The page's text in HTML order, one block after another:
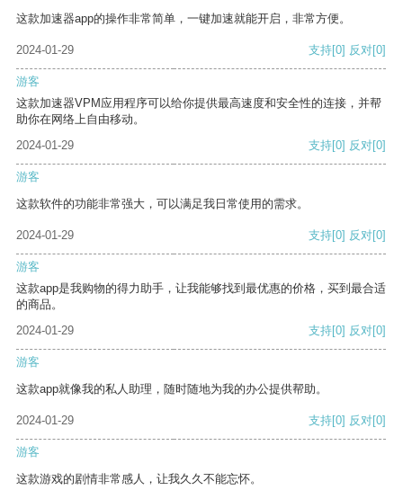
这款加速器app的操作非常简单，一键加速就能开启，非常方便。
2024-01-29 支持[0] 反对[0]
游客
这款加速器VPM应用程序可以给你提供最高速度和安全性的连接，并帮
助你在网络上自由移动。
2024-01-29
支持[0] 反对[0]
游客
这款软件的功能非常强大，可以满足我日常使用的需求。
2024-01-29 支持[0] 反对[0]
游客
这款app是我购物的得力助手，让我能够找到最优惠的价格，买到最合适
的商品。
2024-01-29
支持[0] 反对[0]
游客
这款app就像我的私人助理，随时随地为我的办公提供帮助。
2024-01-29 支持[0] 反对[0]
游客
这款游戏的剧情非常感人，让我久久不能忘怀。